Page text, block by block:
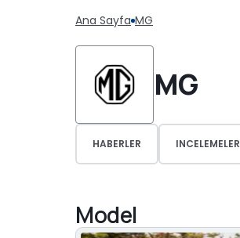
Ana Sayfa MG
MG
HABERLER INCELEMELER
Model